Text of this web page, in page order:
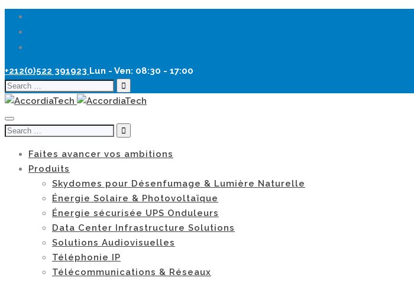
+212(0)522 391923 Lun - Ven: 08:30 - 17:00
Search
for:
Search
Faites avancer vos ambitions
Produits
Skydomes pour Désenfumage & Lumière Naturelle
Énergie Solaire & Photovoltaïque
Énergie sécurisée UPS Onduleurs
Data Center Infrastructure Solutions
Solutions Audiovisuelles
Téléphonie IP
Télécommunications & Réseaux